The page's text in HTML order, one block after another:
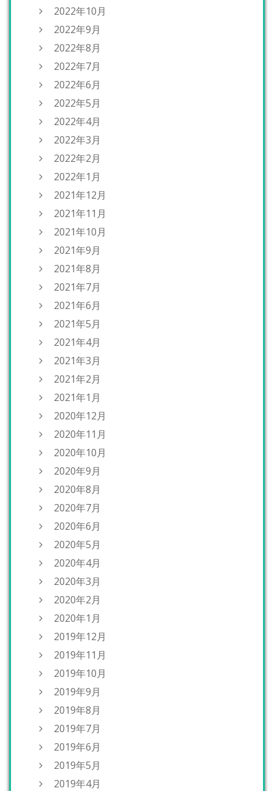
2022年10月
2022年9月
2022年8月
2022年7月
2022年6月
2022年5月
2022年4月
2022年3月
2022年2月
2022年1月
2021年12月
2021年11月
2021年10月
2021年9月
2021年8月
2021年7月
2021年6月
2021年5月
2021年4月
2021年3月
2021年2月
2021年1月
2020年12月
2020年11月
2020年10月
2020年9月
2020年8月
2020年7月
2020年6月
2020年5月
2020年4月
2020年3月
2020年2月
2020年1月
2019年12月
2019年11月
2019年10月
2019年9月
2019年8月
2019年7月
2019年6月
2019年5月
2019年4月